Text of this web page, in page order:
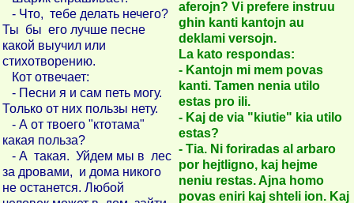
- Что, тебе делать нечего?
Ты бы его лучше песне
какой выучил или
стихотворению.
Кот отвечает:
- Песни я и сам петь могу.
Только от них пользы нету.
- А от твоего "ктотама"
какая польза?
- А такая. Уйдем мы в лес
за дровами, и дома никого
не останется. Любой
aferojn? Vi prefere instruu
ghin kanti kantojn au
deklami versojn.
La kato respondas:
- Kantojn mi mem povas
kanti. Tamen nenia utilo
estas pro ili.
- Kaj de via "kiutie" kia utilo
estas?
- Tia. Ni foriradas al arbaro
por hejtligno, kaj hejme
neniu restas. Ajna homo
povas eniri kaj shteli ion. Kaj